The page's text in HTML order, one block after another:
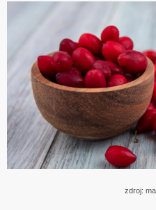
zdroj: